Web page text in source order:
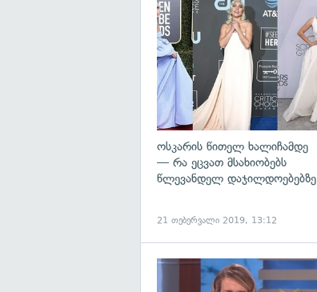
ოსკარის წითელ ხალიჩამდე
— რა ეცვათ მსახიობებს
წლევანდელ დაჯილდოებებზე
21 თებერვალი 2019, 13:12